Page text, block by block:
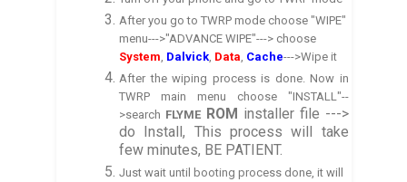
After you go to TWRP mode choose "WIPE"
menu--->"ADVANCE WIPE"---> choose
System Dalvick Data Cache--->Wipe it
After the wiping process is done. Now in
TWRP main menu choose "INSTALL"--
>search FLYMEROM installer file --->
do Install, This process will take
few minutes, BE PATIENT.
Just wait until booting process done, it will